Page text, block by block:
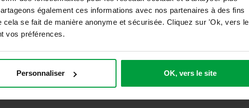
également ces informations avec nos partenaires à des fins
se fait de manière anonyme et sécurisée. Cliquez sur 'Ok, vers le
vos préférences.
Personnaliser OK, vers le site